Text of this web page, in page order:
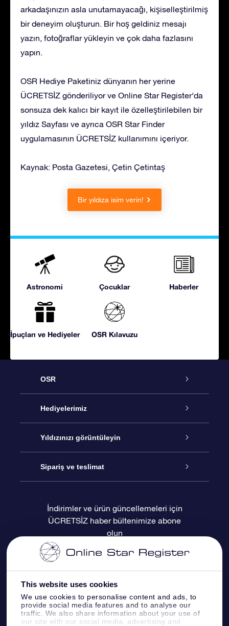
This website uses cookies
We use cookies to personalise content and ads, to
provide social media features and to analyse our
traffic. We also share information about your use of
our site with our social media, advertising and
arkadaşınızın asla unutamayacağı, kişiselleştirilmiş
bir deneyim oluşturun. Bir hoş geldiniz mesajı
yazın, fotoğraflar yükleyin ve çok daha fazlasını
yapın.
OSR Hediye Paketiniz dünyanın her yerine
ÜCRETSİZ gönderiliyor ve Online Star Register‘da
sonsuza dek kalıcı bir kayıt ile özelleştirilebilen bir
yıldız Sayfası ve ayrıca OSR Star Finder
uygulamasının ÜCRETSİZ kullanımını içeriyor.
Kaynak: Posta Gazetesi, Çetin Çetintaş
Bir yıldıza isim verin!
Astronomi Çocuklar Haberler
İpuçları ve Hediyeler OSR Kılavuzu
OSR
Hizmet
İletişim
Blogu
Değerlendirmeler
Hediyelerimiz
Çevrimiçi Yıldız Hediyesi
OSR Hediye Paketi
OSR Hediye Kartı
Kurumsal hediyeler
Yıldızınızı görüntüleyin
Star Register
Kişiselleştirilmiş Yıldız Sayfası
Bir Milyon Yıldız
OSR Starsaver
Fly me to the stars VR sanal gerçeklik
uygulaması
Sipariş ve teslimat
Ödeme bilgileri
Sevkiyat bilgileri
İade Politikası
Takımyıldızı
İndirimler ve ürün güncellemeleri için
ÜCRETSİZ haber bültenimize abone
olun